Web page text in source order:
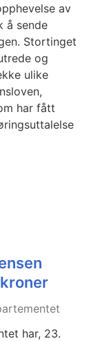
av
å sende
Stortinget
og
ulike
har fått
har, 23.